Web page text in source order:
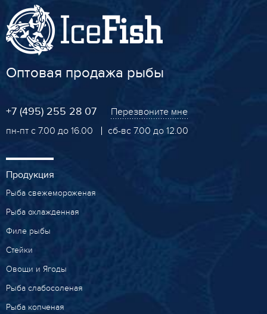
Оптовая продажа рыбы
+7 (495) 255 28 07
Перезвоните мне
пн-пт с 7.00 до 16.00
сб-вс 7.00 до 12.00
Продукция
Рыба свежемороженая
Рыба охлажденная
Филе рыбы
Стейки
Овощи и Ягоды
Рыба слабосоленая
Рыба копченая